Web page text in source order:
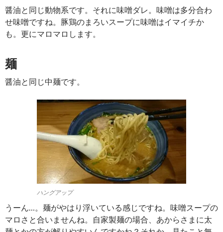
醤油と同じ動物系です。それに味噌ダレ。味噌は多分合わ
せ味噌ですね。豚鶏のまろいスープに味噌はイマイチか
も。更にマロマロします。
麺
醤油と同じ中麺です。
ハングアップ
うーん…。麺がやはり浮いている感じですね。味噌スープの
マロさと合いませんね。自家製麺の場合、あからさまに太